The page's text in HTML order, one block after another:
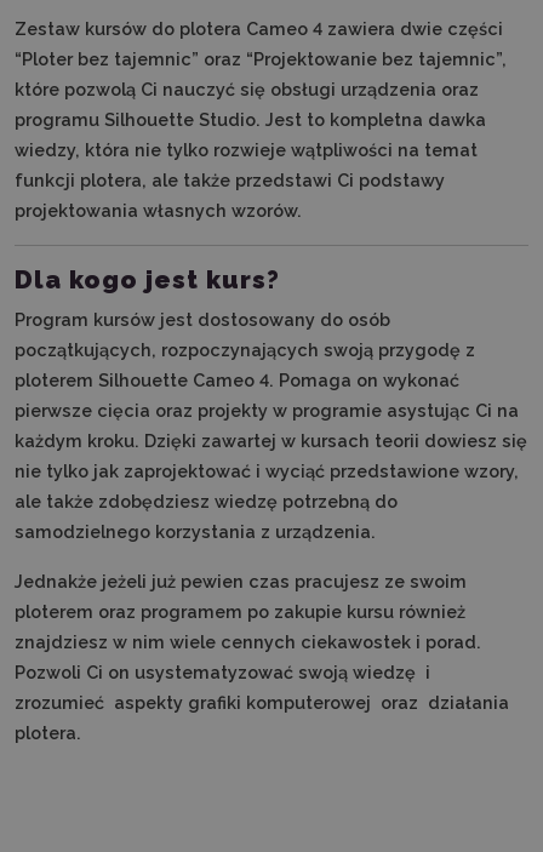
Zestaw kursów do plotera Cameo 4 zawiera dwie części
“Ploter bez tajemnic” oraz “Projektowanie bez tajemnic”,
które pozwolą Ci nauczyć się obsługi urządzenia oraz
programu Silhouette Studio. Jest to kompletna dawka
wiedzy, która nie tylko rozwieje wątpliwości na temat
funkcji plotera, ale także przedstawi Ci podstawy
projektowania własnych wzorów.
Dla kogo jest kurs?
Program kursów jest dostosowany do osób
początkujących, rozpoczynających swoją przygodę z
ploterem Silhouette Cameo 4. Pomaga on wykonać
pierwsze cięcia oraz projekty w programie asystując Ci na
każdym kroku. Dzięki zawartej w kursach teorii dowiesz się
nie tylko jak zaprojektować i wyciąć przedstawione wzory,
ale także zdobędziesz wiedzę potrzebną do
samodzielnego korzystania z urządzenia.
Jednakże jeżeli już pewien czas pracujesz ze swoim
ploterem oraz programem po zakupie kursu również
znajdziesz w nim wiele cennych ciekawostek i porad.
Pozwoli Ci on usystematyzować swoją wiedzę i
zrozumieć aspekty grafiki komputerowej oraz działania
plotera.